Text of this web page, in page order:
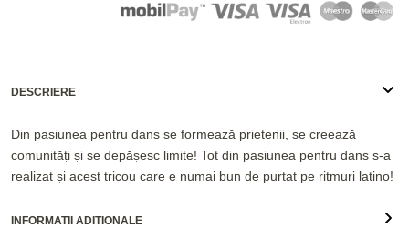
DESCRIERE
Din pasiunea pentru dans se formează prietenii, se creează
comunități și se depășesc limite! Tot din pasiunea pentru dans s-a
realizat și acest tricou care e numai bun de purtat pe ritmuri latino!
INFORMATII ADITIONALE